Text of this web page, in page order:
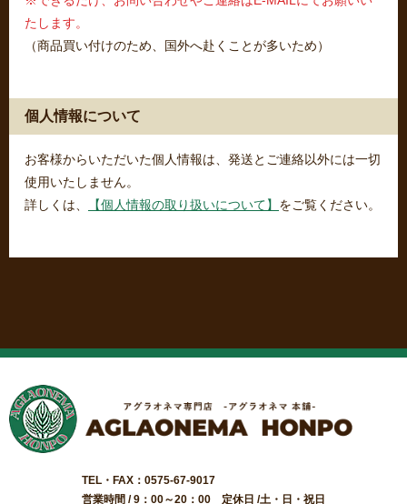
たします。
（商品買い付けのため、国外へ赴くことが多いため）
個人情報について
お客様からいただいた個人情報は、発送とご連絡以外には一切
使用いたしません。
詳しくは、
【個人情報の取り扱いについて】 をご覧ください。
TEL・FAX：0575-67-9017
営業時間 / 9：00～20：00 定休日 /土・日・祝日